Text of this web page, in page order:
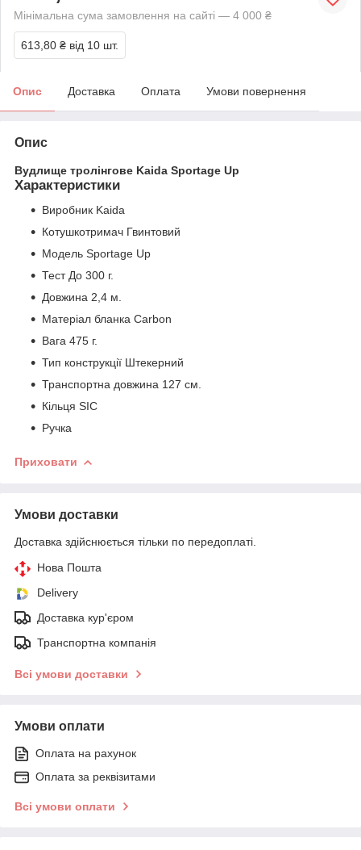
Мінімальна сума замовлення на сайті — 4 000 ₴
613,80 ₴ від 10 шт.
Опис Доставка Оплата Умови повернення
Опис
Вудлище тролінгове Kaida Sportage Up
Характеристики
Виробник Kaida
Котушкотримач Гвинтовий
Модель Sportage Up
Тест До 300 г.
Довжина 2,4 м.
Матеріал бланка Carbon
Вага 475 г.
Тип конструкції Штекерний
Транспортна довжина 127 см.
Кільця SIC
Ручка
Приховати
Умови доставки
Доставка здійснюється тільки по передоплаті.
Нова Пошта
Delivery
Доставка кур'єром
Транспортна компанія
Всі умови доставки
Умови оплати
Оплата на рахунок
Оплата за реквізитами
Всі умови оплати